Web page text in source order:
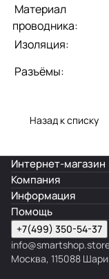
Материал
проводника:
Изоляция:
Разъёмы:
Назад к списку
Интернет-магазин
Компания
Информация
Помощь
+7(499) 350-54-37
Москва, 115088